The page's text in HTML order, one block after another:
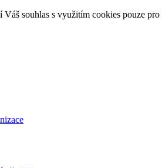
Váš souhlas s využitím cookies pouze